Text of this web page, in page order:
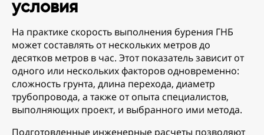
условия
На практике скорость выполнения бурения ГНБ
может составлять от нескольких метров до
десятков метров в час. Этот показатель зависит от
одного или нескольких факторов одновременно:
сложность грунта, длина перехода, диаметр
трубопровода, а также от опыта специалистов,
выполняющих проект, и выбранного ими метода.
Подготовленные инженерные расчеты позволяют